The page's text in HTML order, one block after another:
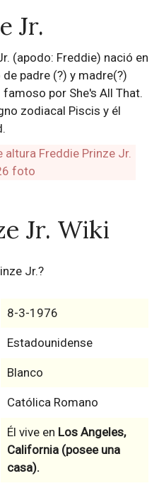
Jr.
(apodo: Freddie) nació en
padre (?) y madre(?)
por She's All That.
zodiacal Piscis y él
Jr. Wiki
Jr.?
8-3-1976
Estadounidense
Blanco
Católica Romano
Él vive en Los Angeles,
California (posee una
casa).